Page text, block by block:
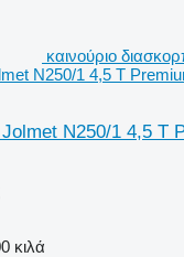
καινούριο
N250/1 4,5 T
N250/1 4,5 T
κιλά